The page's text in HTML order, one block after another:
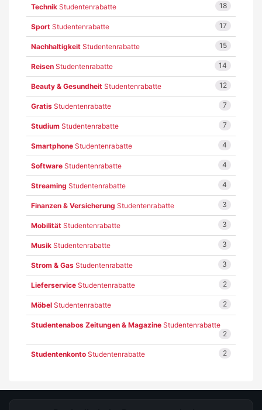
Technik Studentenrabatte 18
Sport Studentenrabatte 17
Nachhaltigkeit Studentenrabatte 15
Reisen Studentenrabatte 14
Beauty & Gesundheit Studentenrabatte 12
Gratis Studentenrabatte 7
Studium Studentenrabatte 7
Smartphone Studentenrabatte 4
Software Studentenrabatte 4
Streaming Studentenrabatte 4
Finanzen & Versicherung Studentenrabatte 3
Mobilität Studentenrabatte 3
Musik Studentenrabatte 3
Strom & Gas Studentenrabatte 3
Lieferservice Studentenrabatte 2
Möbel Studentenrabatte 2
Studentenabos Zeitungen & Magazine Studentenrabatte
2
Studentenkonto Studentenrabatte 2